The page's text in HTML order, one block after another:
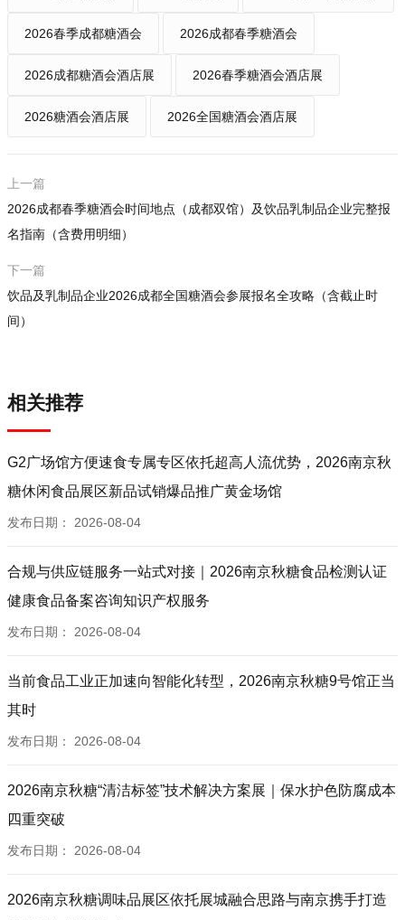
2026春季成都糖酒会 2026成都春季糖酒会
2026成都糖酒会酒店展 2026春季糖酒会酒店展
2026糖酒会酒店展 2026全国糖酒会酒店展
上一篇
2026成都春季糖酒会时间地点（成都双馆）及饮品乳制品企业完整报
名指南（含费用明细）
下一篇
饮品及乳制品企业2026成都全国糖酒会参展报名全攻略（含截止时
间）
相关推荐
G2广场馆方便速食专属专区依托超高人流优势，2026南京秋
糖休闲食品展区新品试销爆品推广黄金场馆
发布日期： 2026-08-04
合规与供应链服务一站式对接｜2026南京秋糖食品检测认证
健康食品备案咨询知识产权服务
发布日期： 2026-08-04
当前食品工业正加速向智能化转型，2026南京秋糖9号馆正当
其时
发布日期： 2026-08-04
2026南京秋糖“清洁标签”技术解决方案展｜保水护色防腐成本
四重突破
发布日期： 2026-08-04
2026南京秋糖调味品展区依托展城融合思路与南京携手打造